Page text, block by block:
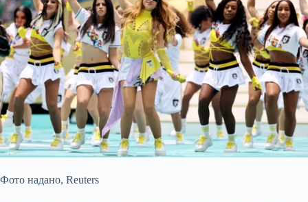
Фото надано, Reuters